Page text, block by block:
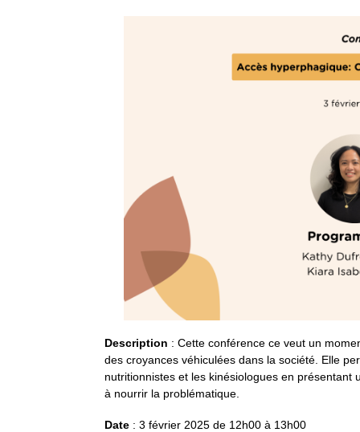
Description : Cette conférence ce veut un
des croyances véhiculées dans la société. Elle
nutritionnistes et les kinésiologues en présentant
à nourrir la problématique.
Date : 3 février 2025 de 12h00 à 13h00